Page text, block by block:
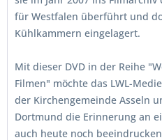
für Westfalen überführt und
Kühlkammern eingelagert.
Mit dieser DVD in der Reihe
Filmen" möchte das LWL-
der Kirchengemeinde Asseln
Dortmund die Erinnerung an
auch heute noch